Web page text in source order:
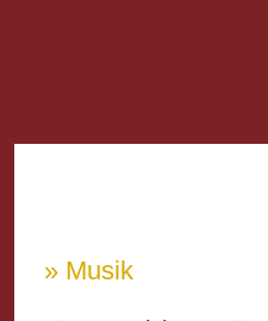
» Musik